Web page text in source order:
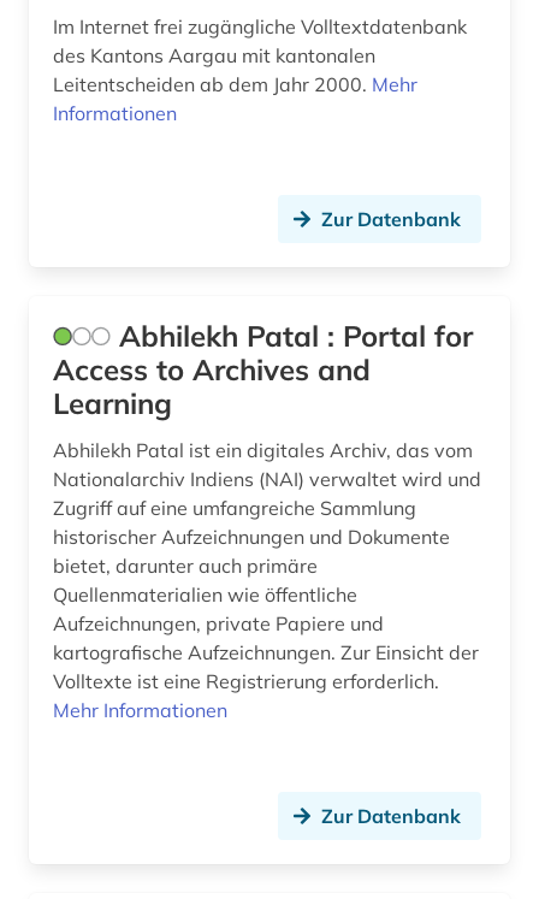
biografie (1)
brandschutz (1)
brasilien (1)
bremische evangelische kirche (1)
bundesarbeitsgericht (1)
bundesdatenschutzgesetz (1)
bundesfinanzhof (3)
bundesgericht (1)
Schleswig-Holstein (3)
Schweden (3)
Suedasien (3)
Thueringen (5)
Tschechische Republik (1)
Tuerkei (2)
USA (10)
Im Internet frei zugängliche Volltextdatenbank
des Kantons Aargau mit kantonalen
Leitentscheiden ab dem Jahr 2000. Mehr
Informationen
Zur Datenbank
Abhilekh Patal : Portal for
Access to Archives and
Learning
Abhilekh Patal ist ein digitales Archiv, das vom
Nationalarchiv Indiens (NAI) verwaltet wird und
Zugriff auf eine umfangreiche Sammlung
historischer Aufzeichnungen und Dokumente
bietet, darunter auch primäre
Quellenmaterialien wie öffentliche
Aufzeichnungen, private Papiere und
kartografische Aufzeichnungen. Zur Einsicht der
Volltexte ist eine Registrierung erforderlich.
Mehr Informationen
Zur Datenbank